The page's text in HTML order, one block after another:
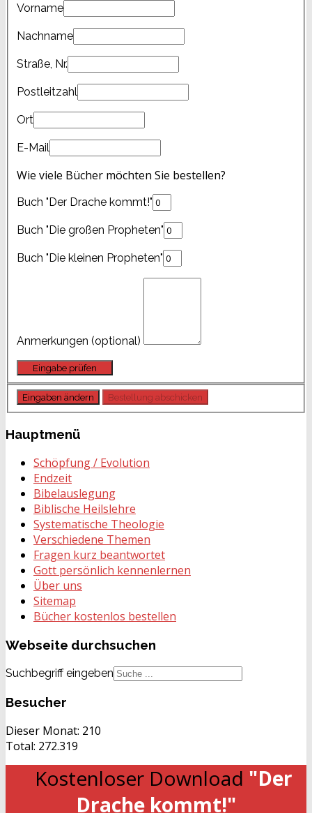
Vorname
Nachname
Straße, Nr.
Postleitzahl
Ort
E-Mail
Wie viele Bücher möchten Sie bestellen?
Buch "Der Drache kommt!"
Buch "Die großen Propheten"
Buch "Die kleinen Propheten"
Anmerkungen (optional)
Hauptmenü
Schöpfung / Evolution
Endzeit
Bibelauslegung
Biblische Heilslehre
Systematische Theologie
Verschiedene Themen
Fragen kurz beantwortet
Gott persönlich kennenlernen
Über uns
Sitemap
Bücher kostenlos bestellen
Webseite durchsuchen
Suchbegriff eingeben
Besucher
Dieser Monat: 210
Total: 272.319
Kostenloser Download "Der
Drache kommt!"